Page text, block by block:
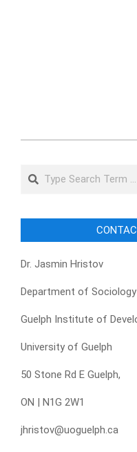
15
Search
Dr. Jasmin Hristov
Department of
Guelph Institute of
University of Guelph
50 Stone Rd E Guelph,
ON | N1G 2W1
jhristov@uoguelph.ca